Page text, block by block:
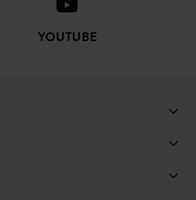
YOUTUBE